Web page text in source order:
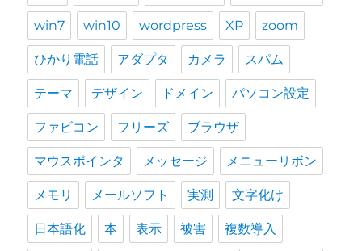
win7 win10 wordpress XP zoom
ひかり電話 アダプタ カメラ スパム
テーマ デザイン ドメイン パソコン設定
ファビコン フリーズ ブラウザ
マウスポインタ メッセージ メニューリボン
メモリ メールソフト 実測 文字化け
日本語化 本 表示 被害 複数導入